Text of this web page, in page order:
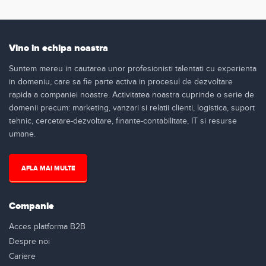
Vino in echipa noastra
Suntem mereu in cautarea unor profesionisti talentati cu experienta
in domeniu, care sa fie parte activa in procesul de dezvoltare
rapida a companiei noastre. Activitatea noastra cuprinde o serie de
domenii precum: marketing, vanzari si relatii clienti, logistica, suport
tehnic, cercetare-dezvoltare, finante-contabilitate, IT si resurse
umane.
AFLA MAI MULTE
Companie
Acces platforma B2B
Despre noi
Cariere